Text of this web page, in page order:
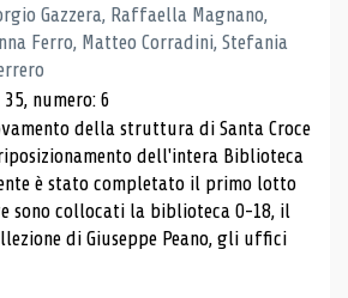
Gazzera, Raffaella Magnano,
Ferro, Matteo Corradini, Stefania
numero: 6
della struttura di Santa Croce
dell'intera Biblioteca
è stato completato il primo lotto
sono collocati la biblioteca 0-18, il
di Giuseppe Peano, gli uffici